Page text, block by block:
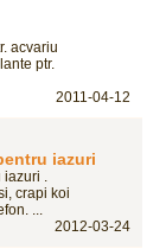
acvariu
ptr.
2011-04-12
iazuri
iazuri .
crapi koi
...
2012-03-24